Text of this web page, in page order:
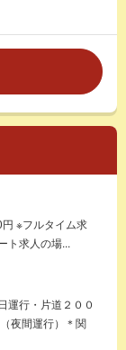
※フルタイム求
ト求人の場...
運行・片道２００
夜間運行）＊関